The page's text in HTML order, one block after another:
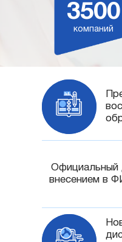
3500
компаний
Официальный
внесением в